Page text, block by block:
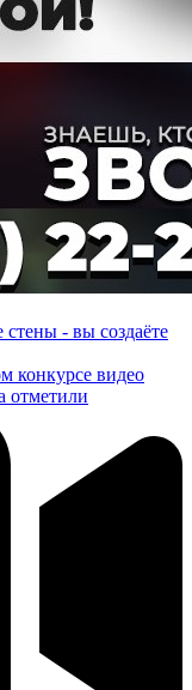
- вы создаёте
конкурсе видео
отметили